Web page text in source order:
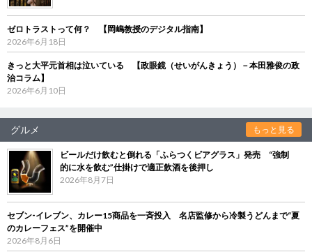
ゼロトラストって何？ 【岡嶋教授のデジタル指南】
2026年6月18日
きっと大平元首相は泣いている 【政眼鏡（せいがんきょう）－本田雅俊の政
治コラム】
2026年6月10日
グルメ もっと見る
ビールだけ飲むと倒れる「ふらつくビアグラス」発売 “強制
的に水を飲む”仕掛けで適正飲酒を後押し
2026年8月7日
セブン‐イレブン、カレー15商品を一斉投入 名店監修から冷製うどんまで“夏
のカレーフェス”を開催中
2026年8月6日